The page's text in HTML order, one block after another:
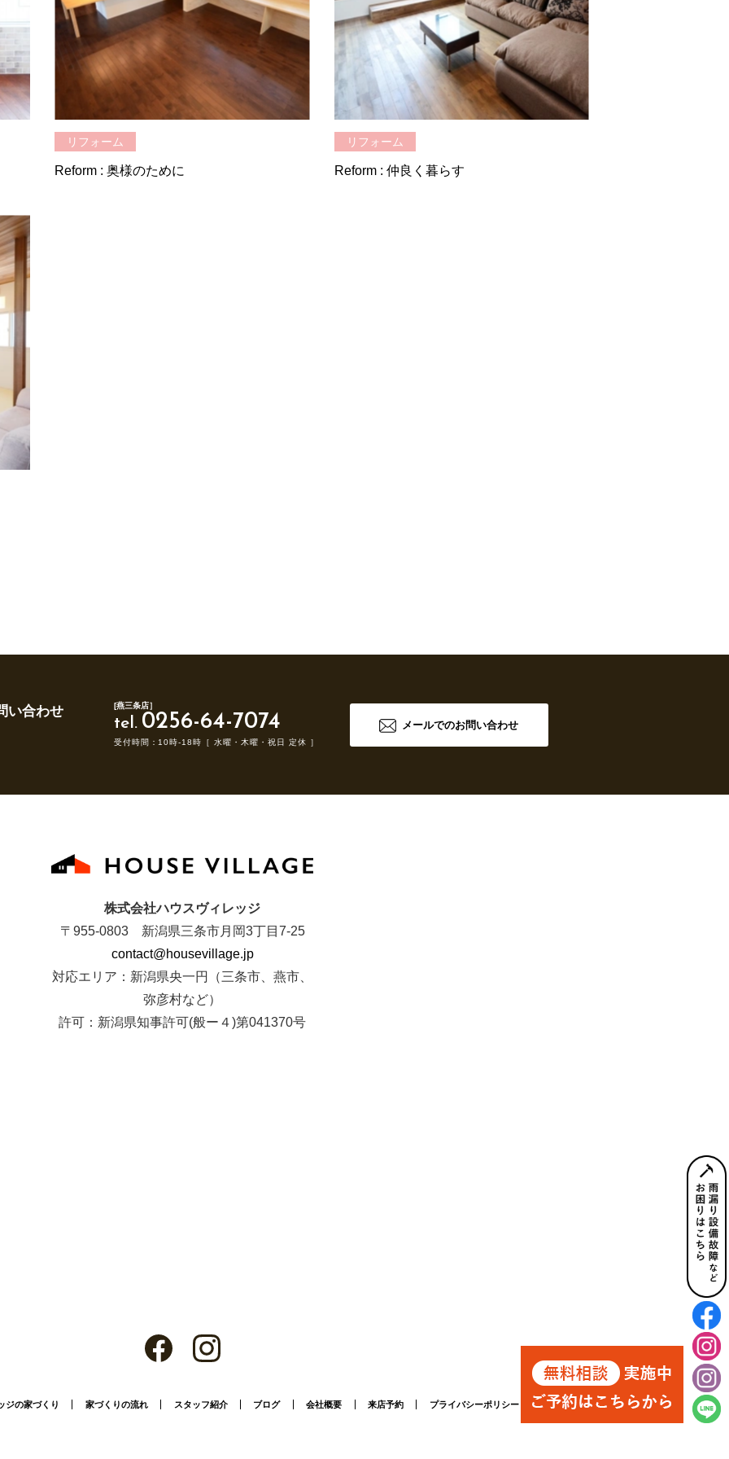
リフォーム
Reform : 奥様のために
リフォーム
Reform : 仲良く暮らす
い合わせ [燕三条店］
tel. 0256-64-7074
受付時間：10時-18時［ 水曜・木曜・祝日 定休 ］
メールでのお問い合わせ
株式会社ハウスヴィレッジ
〒955-0803 新潟県三条市月岡3丁目7-25
contact@housevillage.jp
対応エリア：新潟県央一円（三条市、燕市、
弥彦村など）
許可：新潟県知事許可(般ー４)第041370号
ジの家づくり 家づくりの流れ スタッフ紹介 ブログ 会社概要 来店予約 プライバシーポリシー